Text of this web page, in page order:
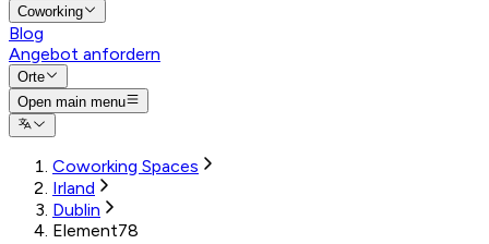
Coworking
Blog
Angebot anfordern
Orte
Open main menu
Coworking Spaces
Irland
Dublin
Element78